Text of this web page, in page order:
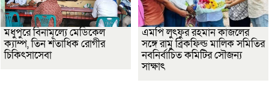
মধুপুরে বিনামূল্যে মেডিকেল
ক্যাম্প, তিন শতাধিক রোগীর
চিকিৎসাসেবা
এমপি লুৎফুর রহমান কাজলের
সঙ্গে রামু ব্রিকফিল্ড মালিক সমিতির
নবনির্বাচিত কমিটির সৌজন্য
সাক্ষাৎ